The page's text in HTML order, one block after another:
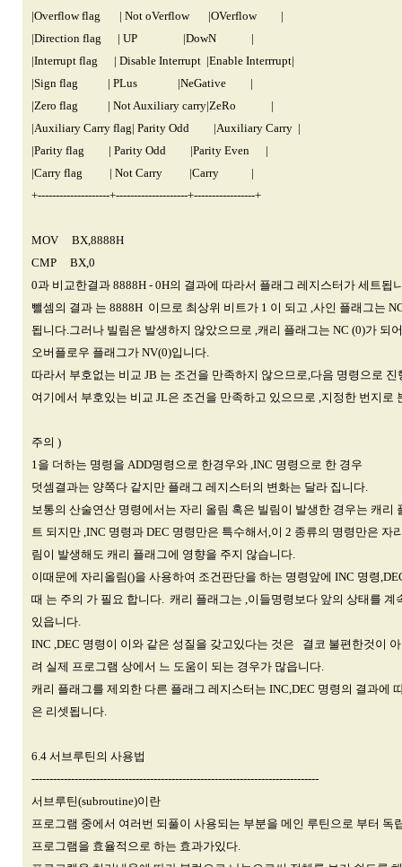
|Overflow flag | Not oVerflow |OVerflow |
|Direction flag | UP |DowN |
|Interrupt flag | Disable Interrupt |Enable Interrrupt|
|Sign flag | PLus |NeGative |
|Zero flag | Not Auxiliary carry|ZeRo |
|Auxiliary Carry flag| Parity Odd |Auxiliary Carry |
|Parity flag | Parity Odd |Parity Even |
|Carry flag | Not Carry |Carry |
+--------------------+--------------------+-----------------+
MOV BX,8888H
CMP BX,0
0과 비교한결과 8888H - 0H의 결과에 따라서 플래그 레지스터가 세트됩
뺄셈의 결과 는 8888H 이므로 최상위 비트가 1 이 되고 ,사인 플래그는
됩니다.그러나 빌림은 발생하지 않았으므로 ,캐리 플래그는 NC (0)가 되
오버플로우 플래그가 NV(0)입니다.
따라서 부호없는 비교 JB 는 조건을 만족하지 않으므로,다음 명령으로 진
여기에서 부호있는 비교 JL은 조건을 만족하고 있으므로 ,지정한 번지로
주의 )
1을 더하는 명령을 ADD명령으로 한경우와 ,INC 명령으로 한 경우
덧셈결과는 양쪽다 같지만 플래그 레지스터의 변화는 달라 집니다.
보통의 산술연산 명령에서는 자리 올림 혹은 빌림이 발생한 경우는 캐리
트 되지만 ,INC 명령과 DEC 명령만은 특수해서,이 2 종류의 명령만은 자
림이 발생해도 캐리 플래그에 영향을 주지 않습니다.
이때문에 자리올림()을 사용하여 조건판단을 하는 명령앞에 INC 명령
때 는 주의 가 필요 합니다. 캐리 플래그는 ,이들명령보다 앞의 상태를 계
있읍니다.
INC ,DEC 명령이 이와 같은 성질을 갖고있다는 것은 결코 불편한것이
려 실제 프로그램 상에서 느 도움이 되는 경우가 많읍니다.
캐리 플래그를 제외한 다른 플래그 레지스터는 INC,DEC 명령의 결과에
은 리셋됩니다.
6.4 서브루틴의 사용법
--------------------------------------------------------------------------------
서브루틴(subroutine)이란
프로그램 중에서 여러번 되풀이 사용되는 부분을 메인 루틴으로 부터 독
프로그램을 효율적으로 하는 효과가있다.